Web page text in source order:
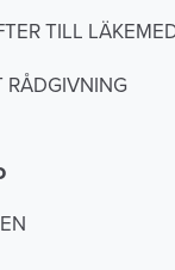
TILL
RÅDGIVNING